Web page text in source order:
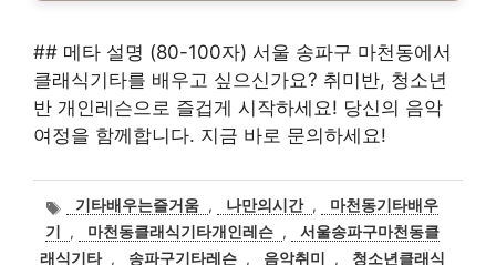
## 메타 설명 (80-100자) 서울 송파구 마천동에서
클래식기타를 배우고 싶으신가요? 취미반, 청소년
반 개인레슨으로 즐겁게 시작하세요! 당신의 음악
여정을 함께합니다. 지금 바로 문의하세요!
태기타배우는즐거움 , 나만의시간 ,
마천동기타배우
기
, 마천동클래식기타개인레슨 ,
서울송파구마천동클
래식기타 , 송파구기타레슨 , 음악취미 ,
청소년클래식